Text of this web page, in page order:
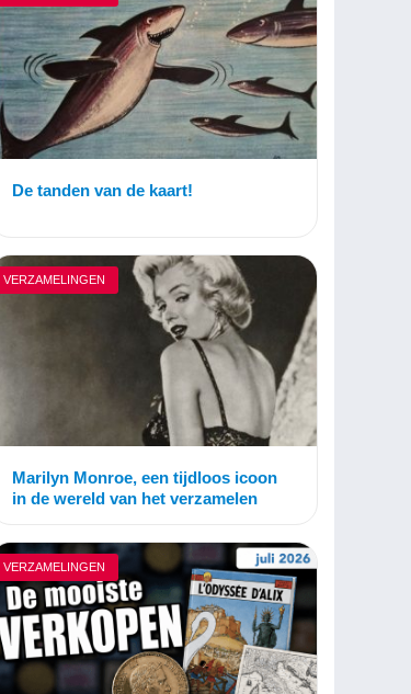
De tanden van de kaart!
VERZAMELINGEN
Marilyn Monroe, een tijdloos icoon
in de wereld van het verzamelen
VERZAMELINGEN